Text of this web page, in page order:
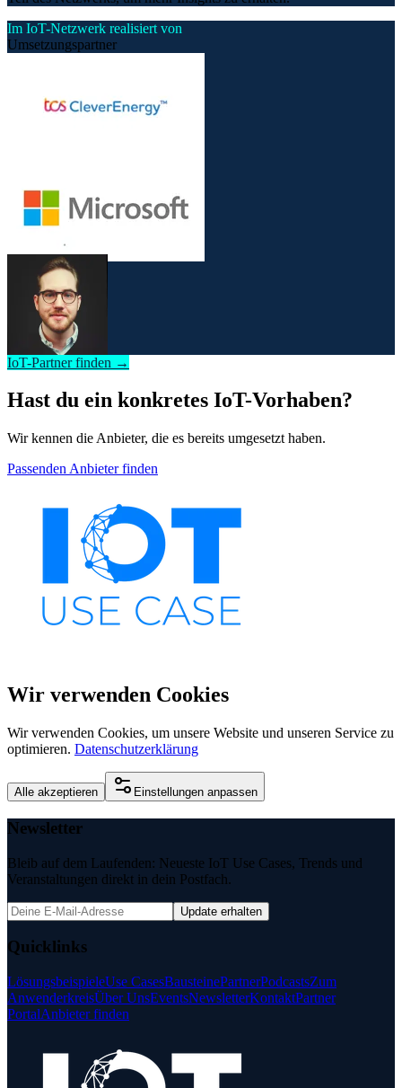
Im IoT-Netzwerk realisiert von
Umsetzungspartner
IoT-Partner finden →
Hast du ein konkretes IoT-Vorhaben?
Wir kennen die Anbieter, die es bereits umgesetzt haben.
Passenden Anbieter finden
Wir verwenden Cookies
Wir verwenden Cookies, um unsere Website und unseren Service zu
optimieren. Datenschutzerklärung
Alle akzeptieren Einstellungen anpassen
Newsletter
Bleib auf dem Laufenden: Neueste IoT Use Cases, Trends und
Veranstaltungen direkt in dein Postfach.
Update erhalten
Quicklinks
LösungsbeispieleUse CasesBausteinePartnerPodcastsZum
AnwenderkreisÜber UnsEventsNewsletterKontaktPartner
PortalAnbieter finden